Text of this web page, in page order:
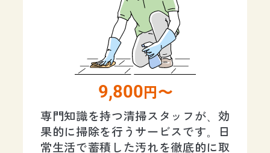
9,800 円〜
専門知識を持つ清掃スタッフが、効
果的に掃除を行うサービスです。日
常生活で蓄積した汚れを徹底的に取